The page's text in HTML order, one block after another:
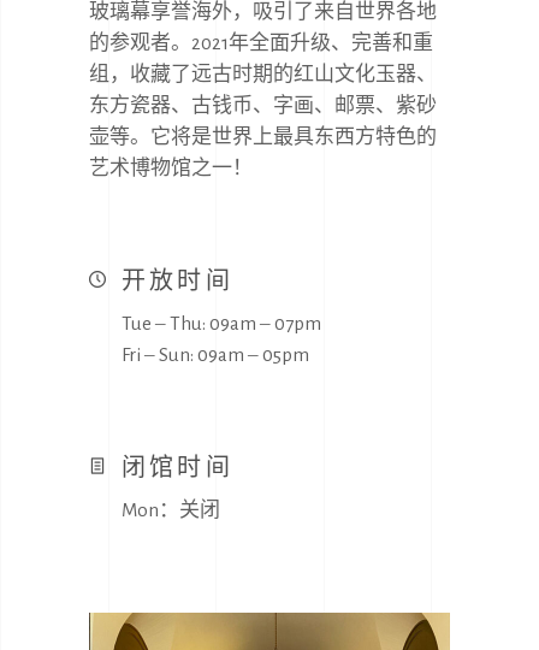
玻璃幕享誉海外，吸引了来自世界各地
的参观者。2021年全面升级、完善和重
组，收藏了远古时期的红山文化玉器、
东方瓷器、古钱币、字画、邮票、紫砂
壶等。它将是世界上最具东西方特色的
艺术博物馆之一！
开放时间
Tue ‒ Thu: 09am ‒ 07pm
Fri ‒ Sun: 09am ‒ 05pm
闭馆时间
Mon：关闭